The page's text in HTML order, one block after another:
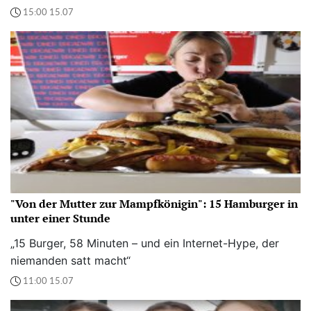
15:00 15.07
"Von der Mutter zur Mampfkönigin": 15 Hamburger in
unter einer Stunde
„15 Burger, 58 Minuten – und ein Internet-Hype, der
niemanden satt macht“
11:00 15.07